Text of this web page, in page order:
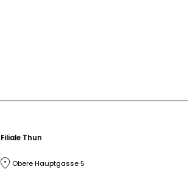
Filiale Thun
Obere Hauptgasse 5